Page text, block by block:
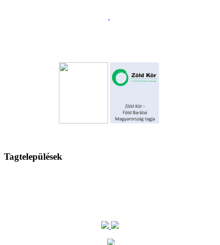
Tagtelepülések